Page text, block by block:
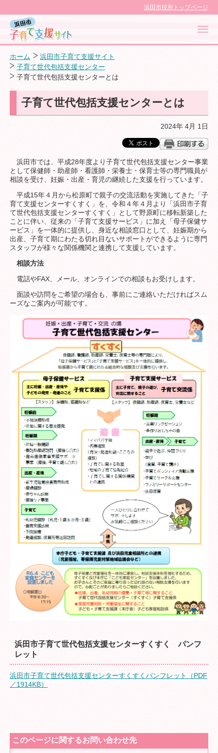
浜田市役所トップページ
浜田市子育て応援サイト
子育てカレンダー
子育て支援センター
ファミリーサポートセンター
子育て世代包括支援センター
学校給食センター
青少年サポートセンター
はまだ子どもニュース
リンク集
ホーム
浜田市子育て支援サイト
子育て世代包括支援センター
子育て世代包括支援センターとは
子育て世代包括支援センターとは
2024年 4月 1日
浜田市では、平成28年度より子育て世代包括支援センター事業
として保健師・助産師・看護師・栄養士・保育士等の専門職員が
相談を受け、妊娠・出産・育児の継続した支援を行っています。
平成15年４月から松原町で親子の交流活動を実施してきた「子
育て支援センターすくすく」を、令和４年４月より「浜田市子育
て世代包括支援センターすくすく」として野原町に移転新築した
ことに伴い、従来の「子育て支援サービス」に加え「母子保健サ
ービス」を一体的に提供し、身近な相談窓口として、妊娠期から
出産、子育て期にわたる切れ目ないサポートができるように専門
スタッフが様々な関係機関と連携して支援しています。
相談方法
電話やFAX、メール、オンラインでの相談もお受けします。
面談や訪問をご希望の場合も、事前にご連絡いただければスム
ーズなご案内が可能です。
浜田市子育て世代包括支援センターすくすく パンフ
レット
浜田市子育て世代包括支援センターすくすくパンフレット（PDF
／1914KB）
このページに関するお問い合わせ先